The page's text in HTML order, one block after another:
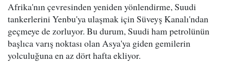
Afrika'nın çevresinden yeniden yönlendirme, Suudi
tankerlerini Yenbu'ya ulaşmak için Süveyş Kanalı'ndan
geçmeye de zorluyor. Bu durum, Suudi ham petrolünün
başlıca varış noktası olan Asya'ya giden gemilerin
yolculuğuna en az dört hafta ekliyor.